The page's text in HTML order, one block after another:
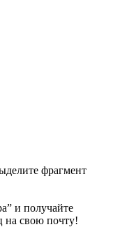
фрагмент
и получайте
на свою почту!